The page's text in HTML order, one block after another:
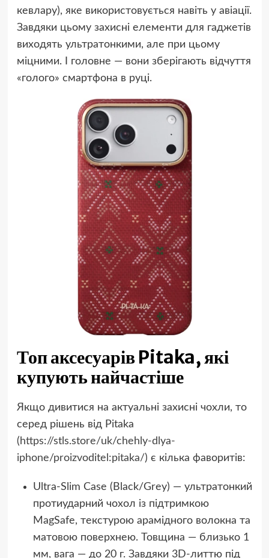
кевлару), яке використовується навіть у авіації.
Завдяки цьому захисні елементи для гаджетів
виходять ультратонкими, але при цьому
міцними. І головне — вони зберігають відчуття
«голого» смартфона в руці.
Топ аксесуарів Pitaka, які
купують найчастіше
Якщо дивитися на актуальні захисні чохли, то
серед рішень від Pitaka
( https://stls.store/uk/chehly-dlya-
iphone/proizvoditel:pitaka/) є кілька фаворитів:
Ultra-Slim Case (Black/Grey) — ультратонкий
протиударний чохол із підтримкою
MagSafe, текстурою арамідного волокна та
матовою поверхнею. Товщина — близько 1
мм, вага — до 20 г. Завдяки 3D-литтю під